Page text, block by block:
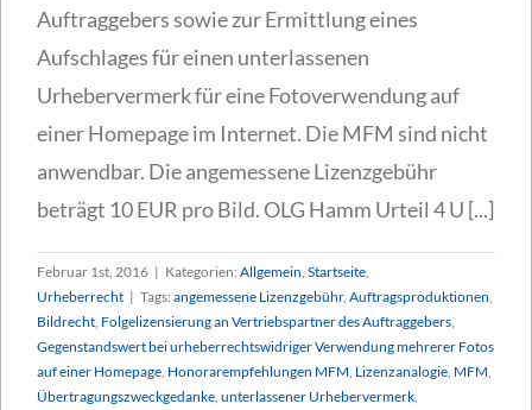
Auftraggebers sowie zur Ermittlung eines
Aufschlages für einen unterlassenen
Urhebervermerk für eine Fotoverwendung auf
einer Homepage im Internet. Die MFM sind nicht
anwendbar. Die angemessene Lizenzgebühr
beträgt 10 EUR pro Bild. OLG Hamm Urteil 4 U [...]
Februar 1st, 2016 | Kategorien: Allgemein Startseite
Urheberrecht | Tags: angemessene Lizenzgebühr, Auftragsproduktionen
Bildrecht Folgelizensierung an Vertriebspartner des Auftraggebers
Gegenstandswert bei urheberrechtswidriger Verwendung mehrerer Fotos
auf einer Homepage Honorarempfehlungen MFM Lizenzanalogie MFM
Übertragungszweckgedanke unterlassener Urhebervermerk